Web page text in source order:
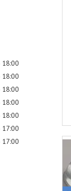
18:00
18:00
18:00
18:00
18:00
17:00
17:00